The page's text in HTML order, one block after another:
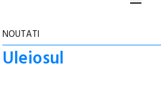
NOUTATI
Uleiosul